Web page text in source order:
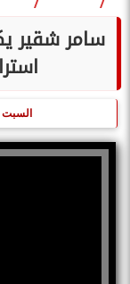
سامر شقير
السبت